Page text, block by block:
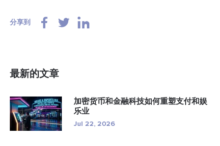
分享到
最新的文章
加密货币和金融科技如何重塑支付和娱
乐业
Jul 22, 2026